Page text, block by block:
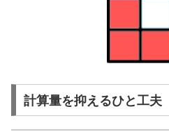
計算量を抑えるひと工夫